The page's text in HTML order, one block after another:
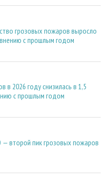
грозовых пожаров выросло
с прошлым годом
в 2026 году снизилась в 1,5
с прошлым годом
второй пик грозовых пожаров